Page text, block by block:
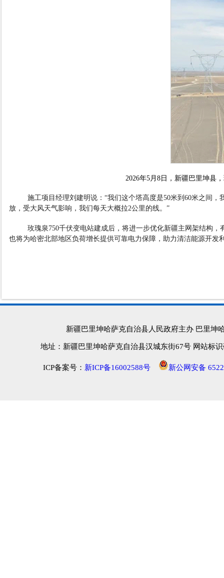
2026年5 月8日，新疆巴里坤县
施工项目经理刘建明说：“我们这个塔高度是50米到60米之间，
放，受大风天气影响，我们每天大概拉2公里的线。 ”
玫瑰泉 750千伏变电站建成后，将进一步优化新疆主网架结构
也将为哈密北部地区负荷增长提供可靠电力保障，助力清洁能源开发
新疆巴里坤哈萨克自治县人民政府主办 巴里坤
地址：新疆巴里坤哈萨克自治县汉城东街67号 网站标
ICP备案号： 新ICP备16002588号 新公网安备